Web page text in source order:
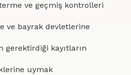
ve geçmiş kontrolleri
ve bayrak devletlerine
gerektirdiği kayıtların
uymak